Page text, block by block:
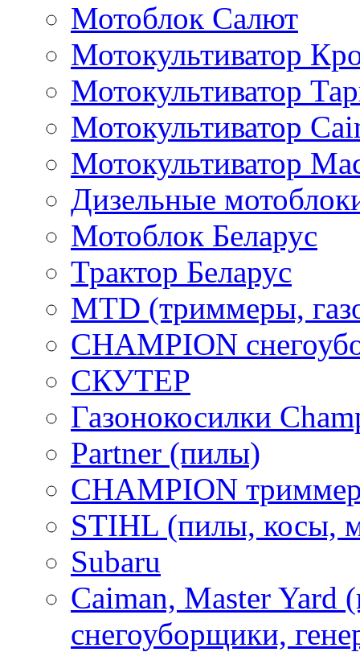
Мотоблок Салют
Мотокультиватор
Мотокультиватор
Мотокультиватор
Мотокультиватор
Дизельные
Мотоблок Беларус
Трактор Беларус
MTD (триммеры,
CHAMPION
СКУТЕР
Газонокосилки
Partner (пилы)
CHAMPION
STIHL (пилы, косы,
Subaru
Caiman, Master Yard
снегоуборщики,